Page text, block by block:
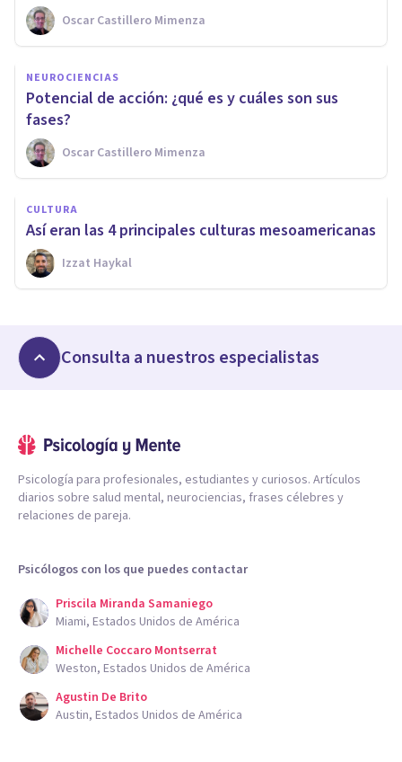
Oscar Castillero Mimenza
NEUROCIENCIAS
Potencial de acción: ¿qué es y cuáles son sus
fases?
Oscar Castillero Mimenza
CULTURA
Así eran las 4 principales culturas mesoamericanas
Izzat Haykal
Consulta a nuestros especialistas
Psicología para profesionales, estudiantes y curiosos. Artículos
diarios sobre salud mental, neurociencias, frases célebres y
relaciones de pareja.
Psicólogos con los que puedes contactar
Priscila Miranda Samaniego
Miami, Estados Unidos de América
Michelle Coccaro Montserrat
Weston, Estados Unidos de América
Agustin De Brito
Austin, Estados Unidos de América